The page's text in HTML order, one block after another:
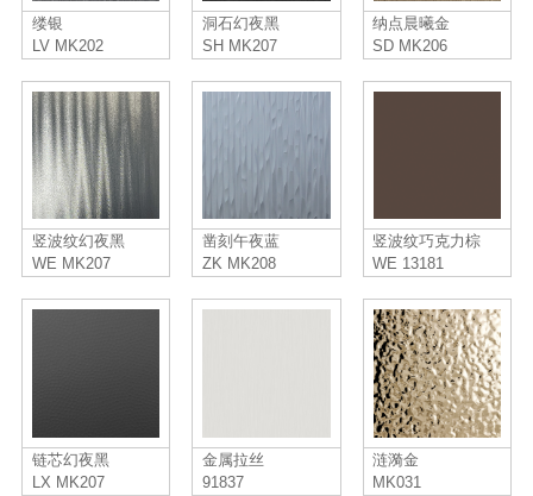
缕银
LV MK202
洞石幻夜黑
SH MK207
纳点晨曦金
SD MK206
竖波纹幻夜黑
WE MK207
凿刻午夜蓝
ZK MK208
竖波纹巧克力棕
WE 13181
链芯幻夜黑
LX MK207
金属拉丝
91837
涟漪金
MK031